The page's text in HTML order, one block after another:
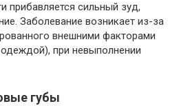
прибавляется сильный зуд,
Заболевание возникает из-за
внешними факторами
при невыполнении
губы